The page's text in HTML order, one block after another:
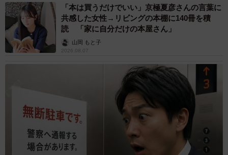
「本は買うだけでいい」京極夏彦さんの言葉に
共感した女性→リビングの本棚に140冊を積
読 「家に自分だけの本屋さん」
山岡 もと子
2026.08.07